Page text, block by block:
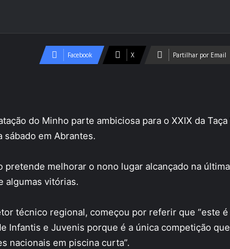
Facebook X Partilhar por Email
do Minho parte ambiciosa para o XXIX da Taça
sábado em Abrantes.
pretende melhorar o nono lugar alcançado na
algumas vitórias.
técnico regional, começou por referir que “este
Infantis e Juvenis porque é a única competição
nacionais em piscina curta”.